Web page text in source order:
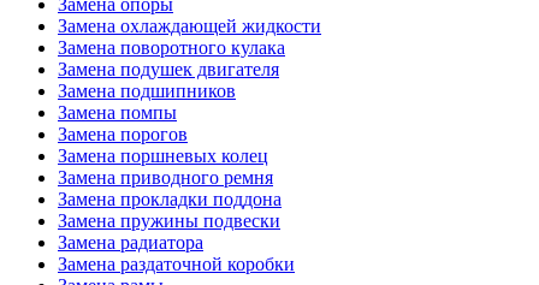
Замена опоры
Замена охлаждающей жидкости
Замена поворотного кулака
Замена подушек двигателя
Замена подшипников
Замена помпы
Замена порогов
Замена поршневых колец
Замена приводного ремня
Замена прокладки поддона
Замена пружины подвески
Замена радиатора
Замена раздаточной коробки